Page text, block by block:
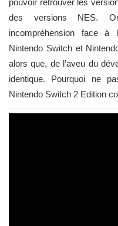
pouvoir retrouver les
des versions NES.
incompréhension face à
Nintendo Switch et
alors que, de l’aveu du
identique. Pourquoi ne
Nintendo Switch 2 Edition